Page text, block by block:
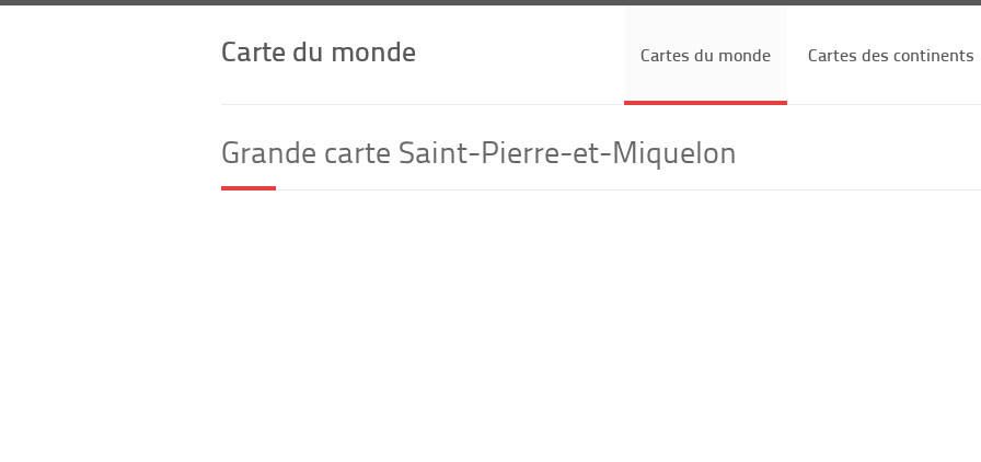
Carte du monde Cartes du monde Cartes des continents
Grande carte Saint-Pierre-et-Miquelon